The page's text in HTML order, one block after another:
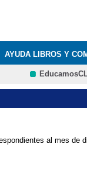
AYUDA LIBROS Y
LISTADOS DE
al mes de